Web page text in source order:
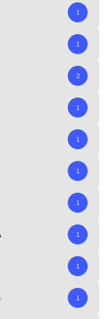
1
1
2
1
1
1
1
1
1
1